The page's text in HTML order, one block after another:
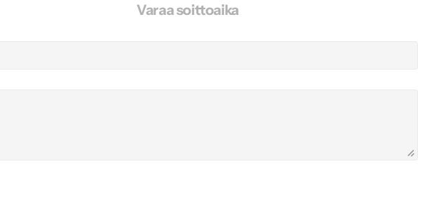
Varaa soittoaika